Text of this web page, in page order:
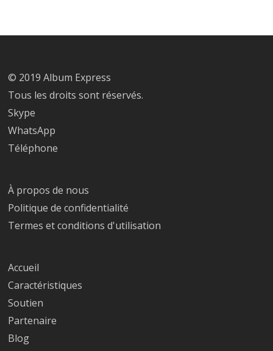
© 2019 Album Express
Tous les droits sont réservés.
Skype
WhatsApp
Téléphone
À propos de nous
Politique de confidentialité
Termes et conditions d'utilisation
Accueil
Caractéristiques
Soutien
Partenaire
Blog